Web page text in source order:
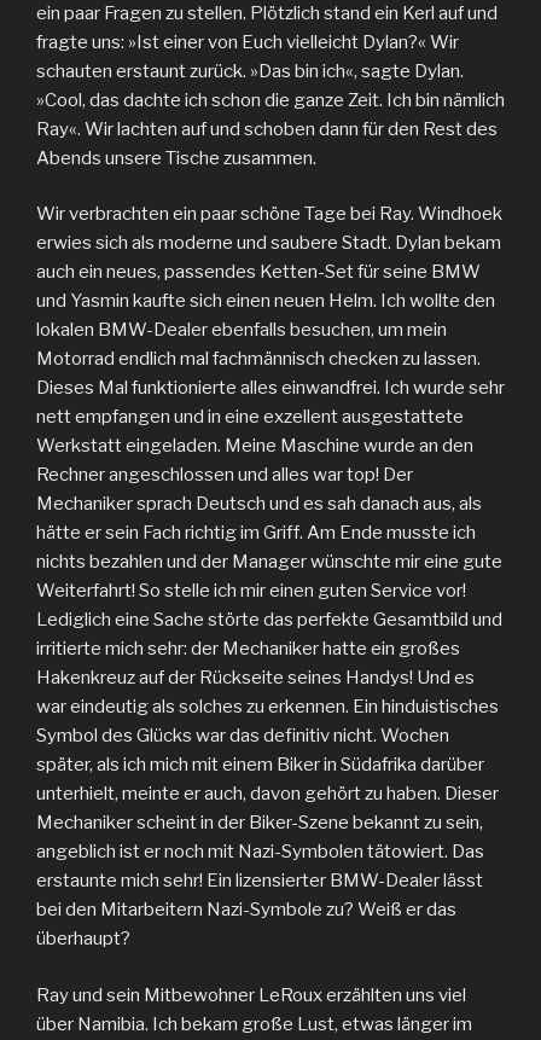
ein paar Fragen zu stellen. Plötzlich stand ein Kerl auf und
fragte uns: »Ist einer von Euch vielleicht Dylan?« Wir
schauten erstaunt zurück. »Das bin ich«, sagte Dylan.
»Cool, das dachte ich schon die ganze Zeit. Ich bin nämlich
Ray«. Wir lachten auf und schoben dann für den Rest des
Abends unsere Tische zusammen.
Wir verbrachten ein paar schöne Tage bei Ray. Windhoek
erwies sich als moderne und saubere Stadt. Dylan bekam
auch ein neues, passendes Ketten-Set für seine BMW
und Yasmin kaufte sich einen neuen Helm. Ich wollte den
lokalen BMW-Dealer ebenfalls besuchen, um mein
Motorrad endlich mal fachmännisch checken zu lassen.
Dieses Mal funktionierte alles einwandfrei. Ich wurde sehr
nett empfangen und in eine exzellent ausgestattete
Werkstatt eingeladen. Meine Maschine wurde an den
Rechner angeschlossen und alles war top! Der
Mechaniker sprach Deutsch und es sah danach aus, als
hätte er sein Fach richtig im Griff. Am Ende musste ich
nichts bezahlen und der Manager wünschte mir eine gute
Weiterfahrt! So stelle ich mir einen guten Service vor!
Lediglich eine Sache störte das perfekte Gesamtbild und
irritierte mich sehr: der Mechaniker hatte ein großes
Hakenkreuz auf der Rückseite seines Handys! Und es
war eindeutig als solches zu erkennen. Ein hinduistisches
Symbol des Glücks war das definitiv nicht. Wochen
später, als ich mich mit einem Biker in Südafrika darüber
unterhielt, meinte er auch, davon gehört zu haben. Dieser
Mechaniker scheint in der Biker-Szene bekannt zu sein,
angeblich ist er noch mit Nazi-Symbolen tätowiert. Das
erstaunte mich sehr! Ein lizensierter BMW-Dealer lässt
bei den Mitarbeitern Nazi-Symbole zu? Weiß er das
überhaupt?
Ray und sein Mitbewohner LeRoux erzählten uns viel
über Namibia. Ich bekam große Lust, etwas länger im